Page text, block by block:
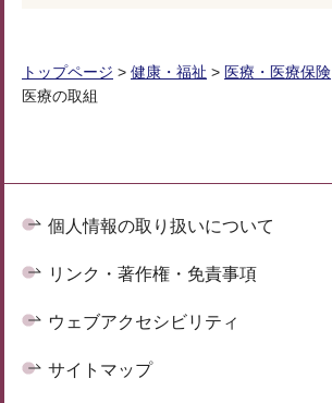
トップページ > 健康・福祉 > 医療・医療保険
医療の取組
個人情報の取り扱いについて
リンク・著作権・免責事項
ウェブアクセシビリティ
サイトマップ